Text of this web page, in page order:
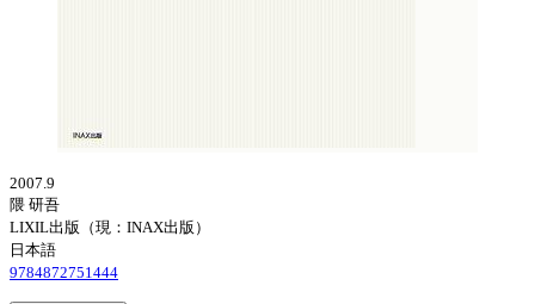
2007.9
隈 研吾
LIXIL出版（現：INAX出版）
日本語
9784872751444